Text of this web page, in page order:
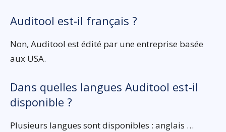
Auditool est-il français ?
Non, Auditool est édité par une entreprise basée
aux USA.
Dans quelles langues Auditool est-il
disponible ?
Plusieurs langues sont disponibles : anglais …